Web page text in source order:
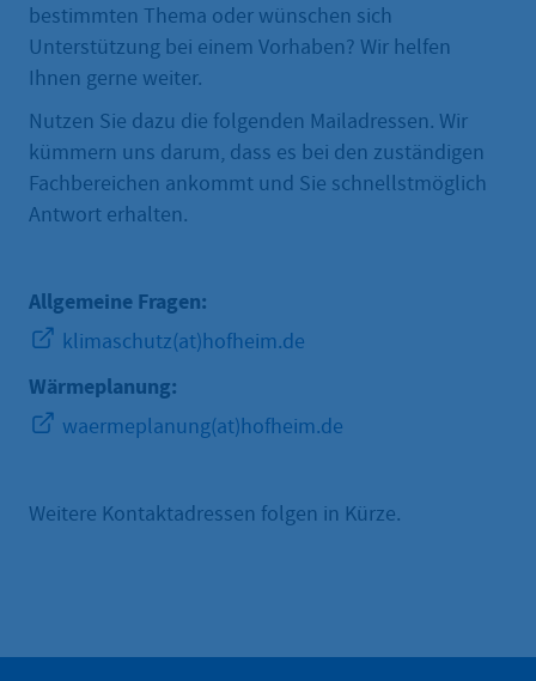
bestimmten Thema oder wünschen sich
Unterstützung bei einem Vorhaben? Wir helfen
Ihnen gerne weiter.
Nutzen Sie dazu die folgenden Mailadressen. Wir
kümmern uns darum, dass es bei den zuständigen
Fachbereichen ankommt und Sie schnellstmöglich
Antwort erhalten.
Allgemeine Fragen:
klimaschutz(at)hofheim.de
Wärmeplanung:
waermeplanung(at)hofheim.de
Weitere Kontaktadressen folgen in Kürze.